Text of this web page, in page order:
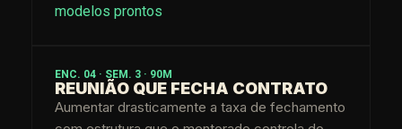
modelos prontos
ENC. 04 · SEM. 3 · 90M
REUNIÃO QUE FECHA CONTRATO
Aumentar drasticamente a taxa de fechamento